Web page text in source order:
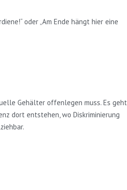
oder „Am Ende hängt hier eine
Gehälter offenlegen muss. Es geht
dort entstehen, wo Diskriminierung